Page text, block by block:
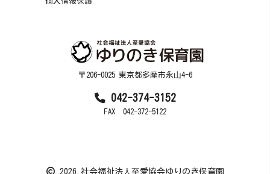
〒206-0025 東京都多摩市永⼭4-6
042-374-3152
FAX 042-372-5122
2026 社会福祉法⼈⾄愛協会ゆりのき保育園